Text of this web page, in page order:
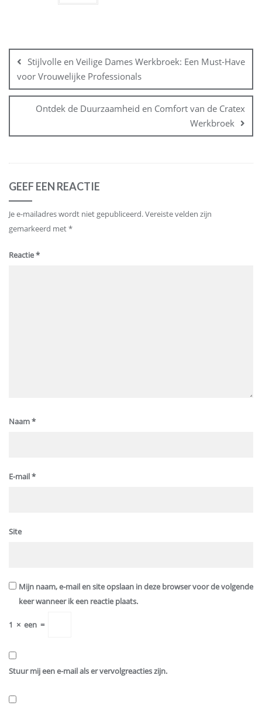
navigatie
Stijlvolle en Veilige Dames Werkbroek: Een Must-Have
voor Vrouwelijke Professionals
Ontdek de Duurzaamheid en Comfort van de Cratex
Werkbroek
GEEF EEN REACTIE
Je e-mailadres wordt niet gepubliceerd.Vereiste velden zijn
gemarkeerd met*
Reactie*
Naam*
E-mail*
Site
Mijn naam, e-mail en site opslaan in deze browser voor de volgende
keer wanneer ik een reactie plaats.
1 × een =
Stuur mij een e-mail als er vervolgreacties zijn.